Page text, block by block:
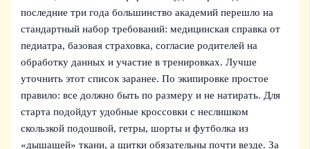
последние три года большинство академий перешло на
стандартный набор требований: медицинская справка от
педиатра, базовая страховка, согласие родителей на
обработку данных и участие в тренировках. Лучше
уточнить этот список заранее. По экипировке простое
правило: все должно быть по размеру и не натирать. Для
старта подойдут удобные кроссовки с неслишком
скользкой подошвой, гетры, шорты и футболка из
«дышащей» ткани, а щитки обязательны почти везде. За